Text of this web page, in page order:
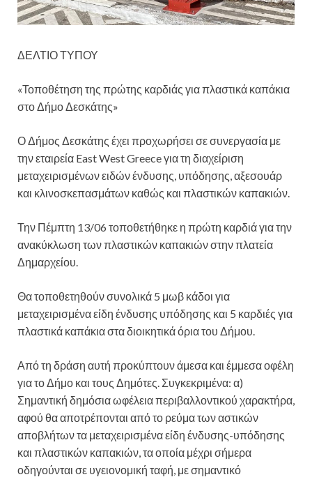
ΔΕΛΤΙΟ ΤΥΠΟΥ
«Τοποθέτηση της πρώτης καρδιάς για πλαστικά καπάκια
στο Δήμο Δεσκάτης»
Ο Δήμος Δεσκάτης έχει προχωρήσει σε συνεργασία με
την εταιρεία East West Greece για τη διαχείριση
μεταχειρισμένων ειδών ένδυσης, υπόδησης, αξεσουάρ
και κλινοσκεπασμάτων καθώς και πλαστικών καπακιών.
Την Πέμπτη 13/06 τοποθετήθηκε η πρώτη καρδιά για την
ανακύκλωση των πλαστικών καπακιών στην πλατεία
Δημαρχείου.
Θα τοποθετηθούν συνολικά 5 μωβ κάδοι για
μεταχειρισμένα είδη ένδυσης υπόδησης και 5 καρδιές για
πλαστικά καπάκια στα διοικητικά όρια του Δήμου.
Από τη δράση αυτή προκύπτουν άμεσα και έμμεσα οφέλη
για το Δήμο και τους Δημότες. Συγκεκριμένα: α)
Σημαντική δημόσια ωφέλεια περιβαλλοντικού χαρακτήρα,
αφού θα αποτρέπονται από το ρεύμα των αστικών
αποβλήτων τα μεταχειρισμένα είδη ένδυσης-υπόδησης
και πλαστικών καπακιών, τα οποία μέχρι σήμερα
οδηγούνται σε υγειονομική ταφή, με σημαντικό